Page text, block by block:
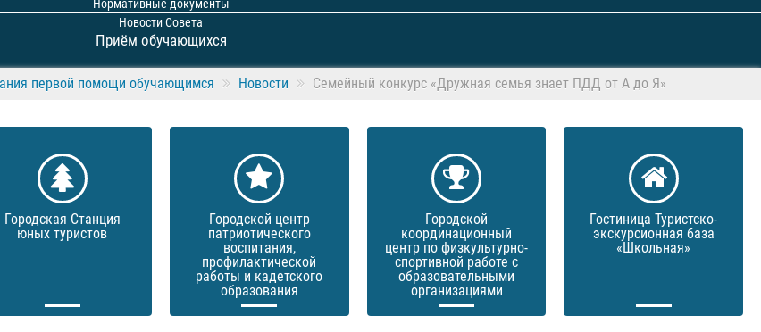
Нормативные документы
Новости Совета
Приём обучающихся
первой помощи обучающимся Новости Семейный конкурс «Дружная семья знает ПДД от А до Я»
Городская Станция
юных туристов
Городской центр
патриотического
воспитания,
профилактической
работы и кадетского
образования
Городской
координационный
центр по физкультурно-
спортивной работе с
образовательными
организациями
Гостиница Туристско-
экскурсионная база
«Школьная»